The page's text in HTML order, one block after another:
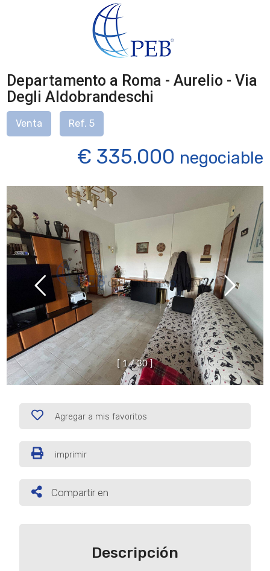
Departamento a Roma - Aurelio - Via
Degli Aldobrandeschi
Venta Ref. 5
€ 335.000 negociable
1 / 30 ]
Agregar a mis favoritos
imprimir
Compartir en
Descripción